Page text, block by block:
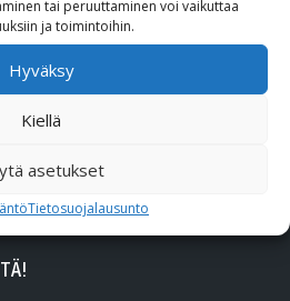
tai peruuttaminen voi vaikuttaa
ja toimintoihin.
Hyväksy
Kiellä
asetukset
Tietosuojalausunto